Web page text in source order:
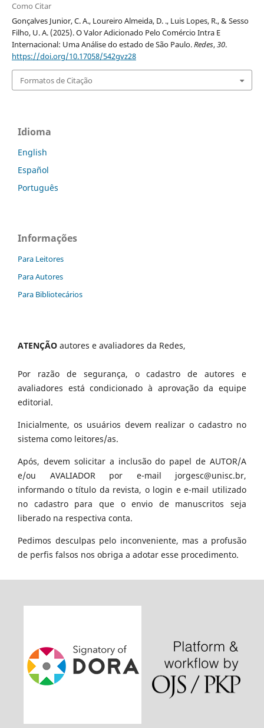
Como Citar
Gonçalves Junior, C. A., Loureiro Almeida, D. ., Luis Lopes, R., & Sesso
Filho, U. A. (2025). O Valor Adicionado Pelo Comércio Intra E
Internacional: Uma Análise do estado de São Paulo.Redes,30.
https://doi.org/10.17058/542gvz28
Formatos de Citação
Idioma
English
Español
Português
Informações
Para Leitores
Para Autores
Para Bibliotecários
ATENÇÃO autores e avaliadores da Redes,
Por razão de segurança, o cadastro de autores e
avaliadores está condicionado à aprovação da equipe
editorial.
Inicialmente, os usuários devem realizar o cadastro no
sistema como leitores/as.
Após, devem solicitar a inclusão do papel de AUTOR/A
e/ou AVALIADOR por e-mail jorgesc@unisc.br,
informando o título da revista, o login e e-mail utilizado
no cadastro para que o envio de manuscritos seja
liberado na respectiva conta.
Pedimos desculpas pelo inconveniente, mas a profusão
de perfis falsos nos obriga a adotar esse procedimento.